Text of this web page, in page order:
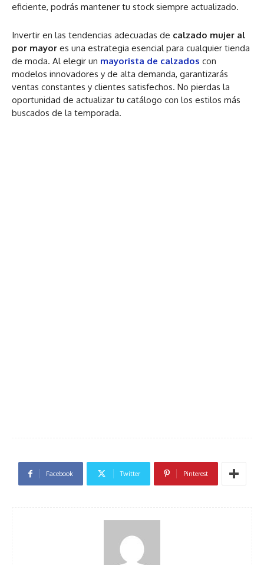
eficiente, podrás mantener tu stock siempre actualizado.
Invertir en las tendencias adecuadas de calzado mujer al
por mayor es una estrategia esencial para cualquier tienda
de moda. Al elegir un mayorista de calzados con
modelos innovadores y de alta demanda, garantizarás
ventas constantes y clientes satisfechos. No pierdas la
oportunidad de actualizar tu catálogo con los estilos más
buscados de la temporada.
Facebook Twitter Pinterest